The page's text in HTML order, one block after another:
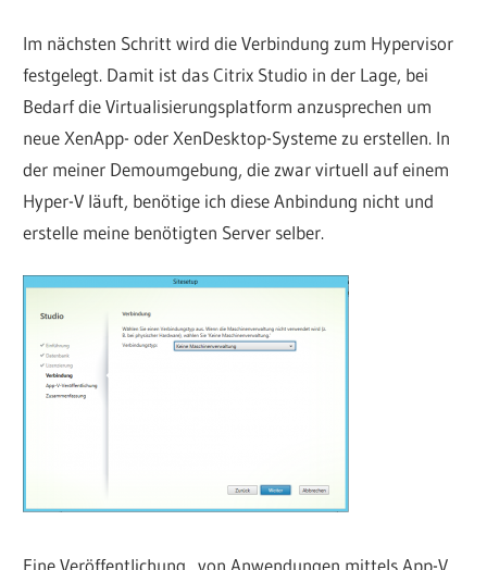
Im nächsten Schritt wird die Verbindung zum Hypervisor
festgelegt. Damit ist das Citrix Studio in der Lage, bei
Bedarf die Virtualisierungsplatform anzusprechen um
neue XenApp- oder XenDesktop-Systeme zu erstellen. In
der meiner Demoumgebung, die zwar virtuell auf einem
Hyper-V läuft, benötige ich diese Anbindung nicht und
erstelle meine benötigten Server selber.
Eine Veröffentlichung von Anwendungen mittels App-V